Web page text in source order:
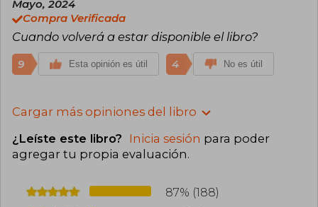
Mayo, 2024
Compra Verificada
Cuando volverá a estar disponible el libro?
9 Esta opinión es útil 4 No es útil
Cargar más opiniones del libro
¿Leíste este libro? Inicia sesión para poder
agregar tu propia evaluación.
87% (188)